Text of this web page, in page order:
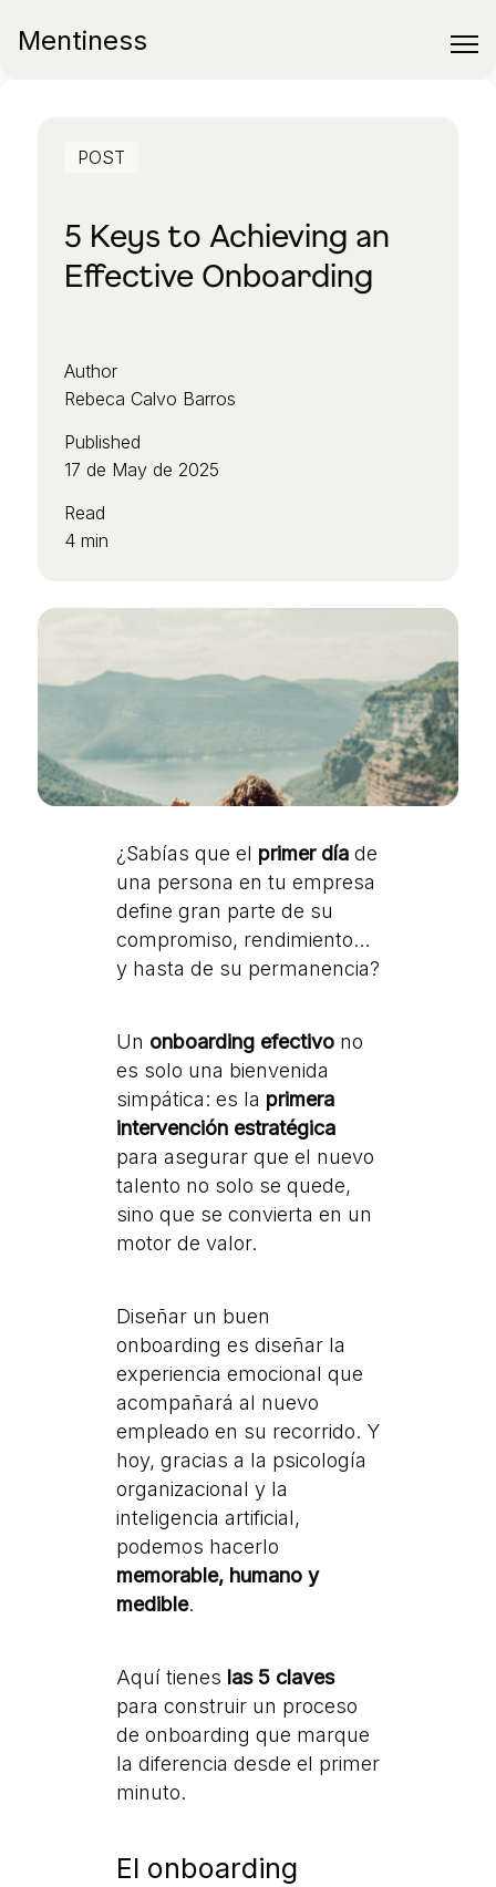
Mentiness
POST
5 Keys to Achieving an
Effective Onboarding
Author
Rebeca Calvo Barros
Published
17 de May de 2025
Read
4 min
¿Sabías que el primer día de
una persona en tu empresa
define gran parte de su
compromiso, rendimiento…
y hasta de su permanencia?
Un onboarding efectivo no
es solo una bienvenida
simpática: es la primera
intervención estratégica
para asegurar que el nuevo
talento no solo se quede,
sino que se convierta en un
motor de valor.
Diseñar un buen
onboarding es diseñar la
experiencia emocional que
acompañará al nuevo
empleado en su recorrido. Y
hoy, gracias a la psicología
organizacional y la
inteligencia artificial,
podemos hacerlo
memorable, humano y
medible.
Aquí tienes las 5 claves
para construir un proceso
de onboarding que marque
la diferencia desde el primer
minuto.
El onboarding